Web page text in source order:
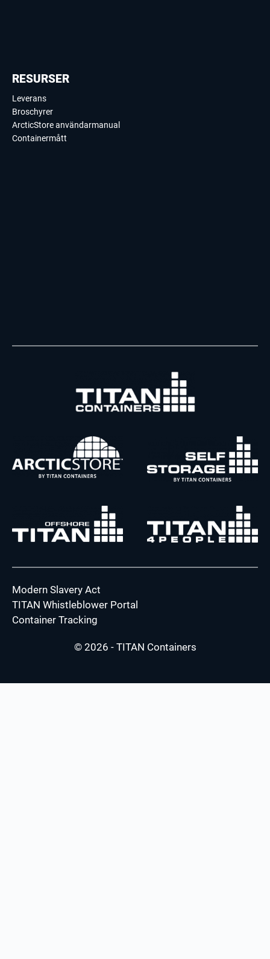
RESURSER
Leverans
Broschyrer
ArcticStore användarmanual
Containermått
Modern Slavery Act
TITAN Whistleblower Portal
Container Tracking
© 2026 - TITAN Containers